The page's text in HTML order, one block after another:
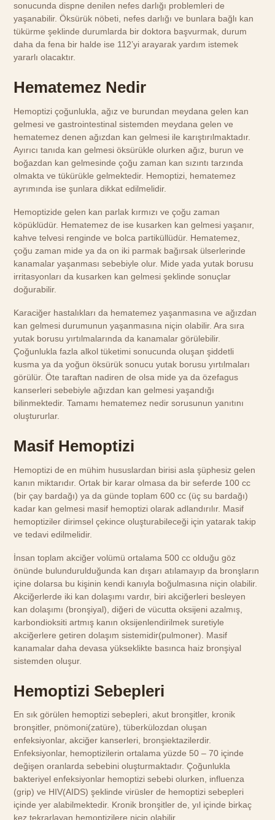
sonucunda dispne denilen nefes darlığı problemleri de
yaşanabilir. Öksürük nöbeti, nefes darlığı ve bunlara bağlı kan
tükürme şeklinde durumlarda bir doktora başvurmak, durum
daha da fena bir halde ise 112’yi arayarak yardım istemek
yararlı olacaktır.
Hematemez Nedir
Hemoptizi çoğunlukla, ağız ve burundan meydana gelen kan
gelmesi ve gastrointestinal sistemden meydana gelen ve
hematemez denen ağızdan kan gelmesi ile karıştırılmaktadır.
Ayırıcı tanıda kan gelmesi öksürükle olurken ağız, burun ve
boğazdan kan gelmesinde çoğu zaman kan sızıntı tarzında
olmakta ve tükürükle gelmektedir. Hemoptizi, hematemez
ayrımında ise şunlara dikkat edilmelidir.
Hemoptizide gelen kan parlak kırmızı ve çoğu zaman
köpüklüdür. Hematemez de ise kusarken kan gelmesi yaşanır,
kahve telvesi renginde ve bolca partiküllüdür. Hematemez,
çoğu zaman mide ya da on iki parmak bağırsak ülserlerinde
kanamalar yaşanması sebebiyle olur. Mide yada yutak borusu
irritasyonları da kusarken kan gelmesi şeklinde sonuçlar
doğurabilir.
Karaciğer hastalıkları da hematemez yaşanmasına ve ağızdan
kan gelmesi durumunun yaşanmasına niçin olabilir. Ara sıra
yutak borusu yırtılmalarında da kanamalar görülebilir.
Çoğunlukla fazla alkol tüketimi sonucunda oluşan şiddetli
kusma ya da yoğun öksürük sonucu yutak borusu yırtılmaları
görülür. Öte taraftan nadiren de olsa mide ya da özefagus
kanserleri sebebiyle ağızdan kan gelmesi yaşandığı
bilinmektedir. Tamamı hematemez nedir sorusunun yanıtını
oluştururlar.
Masif Hemoptizi
Hemoptizi de en mühim hususlardan birisi asla şüphesiz gelen
kanın miktarıdır. Ortak bir karar olmasa da bir seferde 100 cc
(bir çay bardağı) ya da günde toplam 600 cc (üç su bardağı)
kadar kan gelmesi masif hemoptizi olarak adlandırılır. Masif
hemoptiziler dirimsel çekince oluşturabileceği için yatarak takip
ve tedavi edilmelidir.
İnsan toplam akciğer volümü ortalama 500 cc olduğu göz
önünde bulundurulduğunda kan dışarı atılamayıp da bronşların
içine dolarsa bu kişinin kendi kanıyla boğulmasına niçin olabilir.
Akciğerlerde iki kan dolaşımı vardır, biri akciğerleri besleyen
kan dolaşımı (bronşiyal), diğeri de vücutta oksijeni azalmış,
karbondioksiti artmış kanın oksijenlendirilmek suretiyle
akciğerlere getiren dolaşım sistemidir(pulmoner). Masif
kanamalar daha devasa yükseklikte basınca haiz bronşiyal
sistemden oluşur.
Hemoptizi Sebepleri
En sık görülen hemoptizi sebepleri, akut bronşitler, kronik
bronşitler, pnömoni(zatüre), tüberkülozdan oluşan
enfeksiyonlar, akciğer kanserleri, bronşiektazilerdir.
Enfeksiyonlar, hemoptizilerin ortalama yüzde 50 – 70 içinde
değişen oranlarda sebebini oluşturmaktadır. Çoğunlukla
bakteriyel enfeksiyonlar hemoptizi sebebi olurken, influenza
(grip) ve HIV(AIDS) şeklinde virüsler de hemoptizi sebepleri
içinde yer alabilmektedir. Kronik bronşitler de, yıl içinde birkaç
kez tekrarlayan hemoptizilere niçin olabilir.